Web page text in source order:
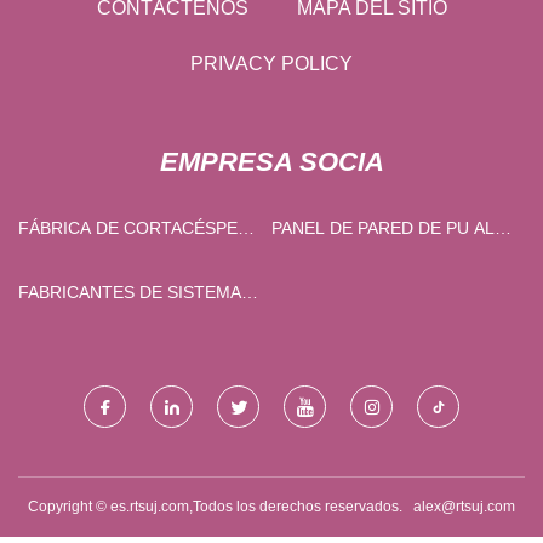
CONTÁCTENOS MAPA DEL SITIO
PRIVACY POLICY
EMPRESA SOCIA
FÁBRICA DE CORTACÉSPED
MULTIFUNCIONAL
PANEL DE PARED DE PU AL
FABRICANTES DE SISTEMAS
Copyright © es.rtsuj.com,Todos los derechos reservados. alex@rtsuj.com